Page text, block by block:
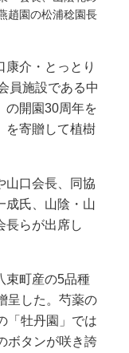
趙園の松浦稔園長
介・とっとり
員施設である中
の開園30周年を
を寄贈して植樹
口会長、同協
成氏、山陰・山
長らが出席し
束町産の5品種
呈した。芍薬の
「牡丹園」では
ボタンが咲き誇